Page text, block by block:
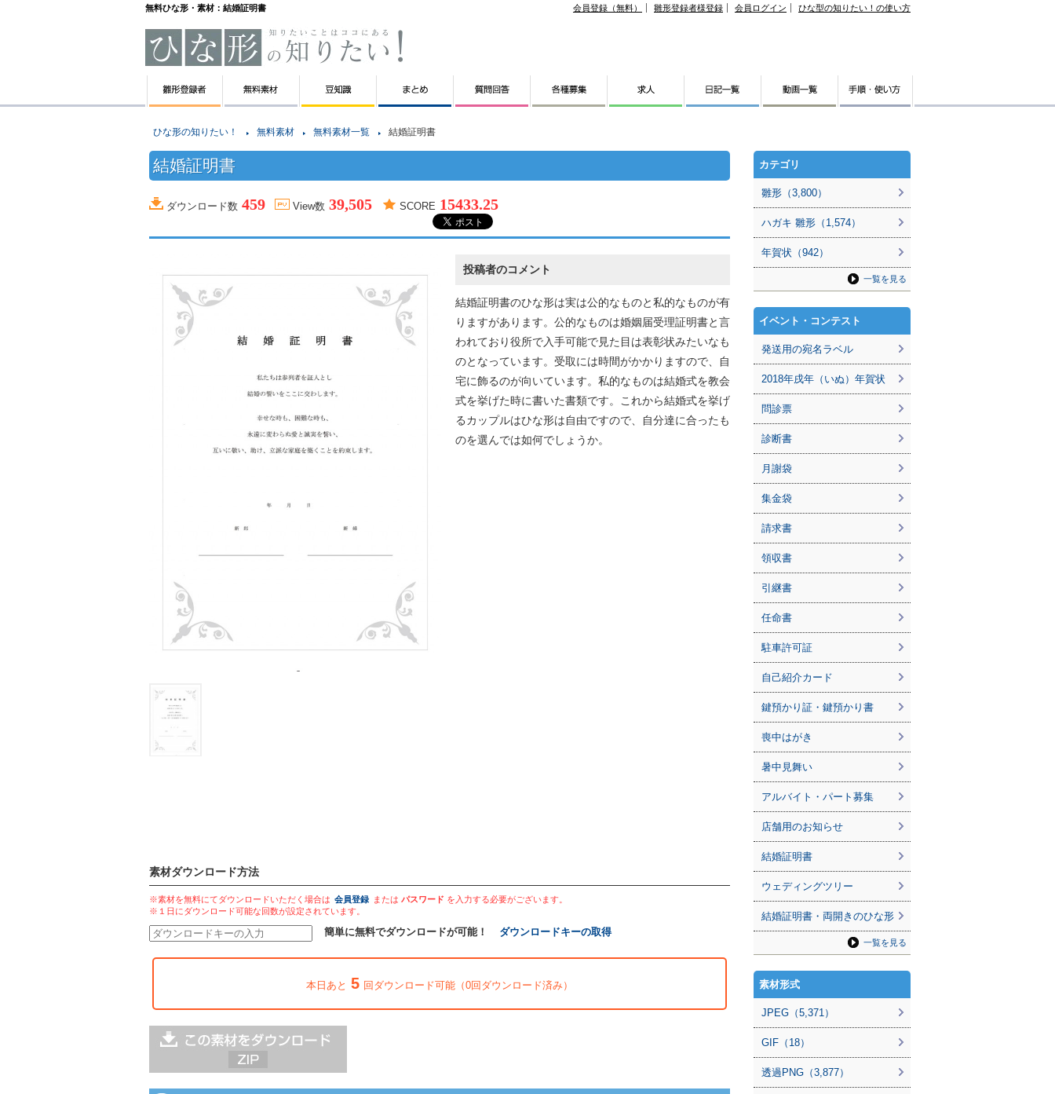
無料ひな形・素材：結婚証明書 会員登録（無料） 雛形登録者様登録 会員ログイン ひな型の知りたい！の使い方
ひな形の知りたい！ 無料素材 無料素材一覧 結婚証明書
結婚証明書
ダウンロード数 459 View数 39,505 SCORE 15433.25
投稿者のコメント
結婚証明書のひな形は実は公的なものと私的なものが有
りますがあります。公的なものは婚姻届受理証明書と言
われており役所で入手可能で見た目は表彰状みたいなも
のとなっています。受取には時間がかかりますので、自
宅に飾るのが向いています。私的なものは結婚式を教会
式を挙げた時に書いた書類です。これから結婚式を挙げ
るカップルはひな形は自由ですので、自分達に合ったも
のを選んでは如何でしょうか。
素材ダウンロード方法
※素材を無料にてダウンロードいただく場合は 会員登録 または パスワード を入力する必要がございます。
※１日にダウンロード可能な回数が設定されています。
簡単に無料でダウンロードが可能！ ダウンロードキーの取得
本日あと 5 回ダウンロード可能（0回ダウンロード済み）
カテゴリ
雛形（3,800）
ハガキ 雛形（1,574）
年賀状（942）
一覧を見る
イベント・コンテスト
発送用の宛名ラベル
2018年戌年（いぬ）年賀状
問診票
診断書
月謝袋
集金袋
請求書
領収書
引継書
任命書
駐車許可証
自己紹介カード
鍵預かり証・鍵預かり書
喪中はがき
暑中見舞い
アルバイト・パート募集
店舗用のお知らせ
結婚証明書
ウェディングツリー
結婚証明書・両開きのひな形
一覧を見る
素材形式
JPEG（5,371）
GIF（18）
透過PNG（3,877）